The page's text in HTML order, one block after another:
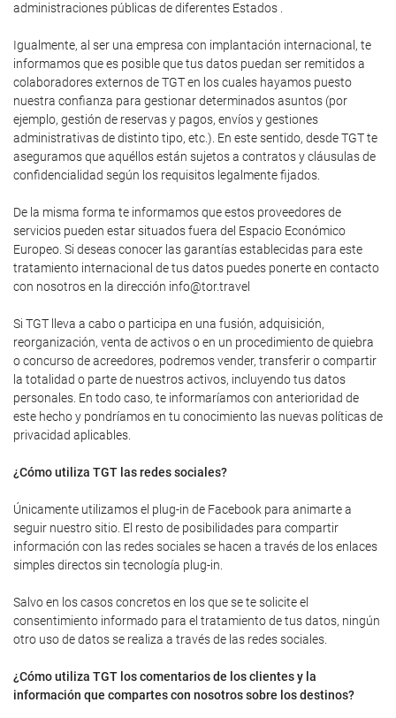
administraciones públicas de diferentes Estados .
Igualmente, al ser una empresa con implantación internacional, te
informamos que es posible que tus datos puedan ser remitidos a
colaboradores externos de TGT en los cuales hayamos puesto
nuestra confianza para gestionar determinados asuntos (por
ejemplo, gestión de reservas y pagos, envíos y gestiones
administrativas de distinto tipo, etc.). En este sentido, desde TGT te
aseguramos que aquéllos están sujetos a contratos y cláusulas de
confidencialidad según los requisitos legalmente fijados.
De la misma forma te informamos que estos proveedores de
servicios pueden estar situados fuera del Espacio Económico
Europeo. Si deseas conocer las garantías establecidas para este
tratamiento internacional de tus datos puedes ponerte en contacto
con nosotros en la dirección info@tor.travel
Si TGT lleva a cabo o participa en una fusión, adquisición,
reorganización, venta de activos o en un procedimiento de quiebra
o concurso de acreedores, podremos vender, transferir o compartir
la totalidad o parte de nuestros activos, incluyendo tus datos
personales. En todo caso, te informaríamos con anterioridad de
este hecho y pondríamos en tu conocimiento las nuevas políticas de
privacidad aplicables.
¿Cómo utiliza TGT las redes sociales?
Únicamente utilizamos el plug-in de Facebook para animarte a
seguir nuestro sitio. El resto de posibilidades para compartir
información con las redes sociales se hacen a través de los enlaces
simples directos sin tecnología plug-in.
Salvo en los casos concretos en los que se te solicite el
consentimiento informado para el tratamiento de tus datos, ningún
otro uso de datos se realiza a través de las redes sociales.
¿Cómo utiliza TGT los comentarios de los clientes y la
información que compartes con nosotros sobre los destinos?